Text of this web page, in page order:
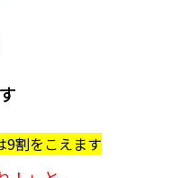
9割をこえます